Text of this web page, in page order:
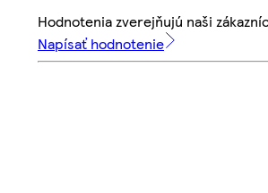
Hodnotenia zverejňujú naši
Napísať hodnotenie